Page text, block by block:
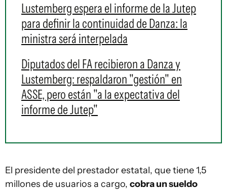
Lustemberg espera el informe de la Jutep
para definir la continuidad de Danza: la
ministra será interpelada
Diputados del FA recibieron a Danza y
Lustemberg: respaldaron "gestión" en
ASSE, pero están "a la expectativa del
informe de Jutep"
El presidente del prestador estatal, que tiene 1,5
millones de usuarios a cargo, cobra un sueldo